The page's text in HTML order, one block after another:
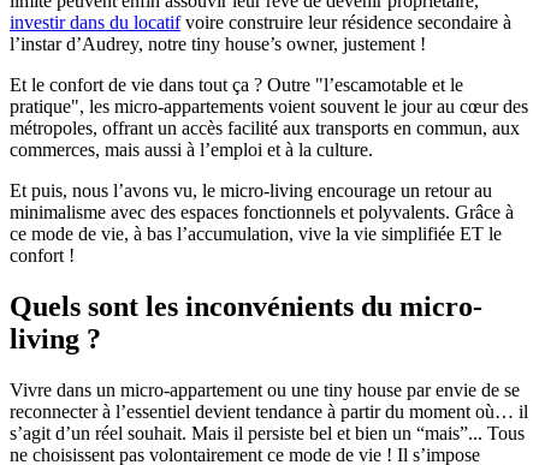
investir dans du locatifvoire construire leur résidence secondaire à
l’instar d’Audrey, notre tiny house’s owner, justement !
Et le confort de vie dans tout ça ? Outre "l’escamotable et le
pratique", les micro-appartements voient souvent le jour au cœur des
métropoles, offrant un accès facilité aux transports en commun, aux
commerces, mais aussi à l’emploi et à la culture.
Et puis, nous l’avons vu, le micro-living encourage un retour au
minimalisme avec des espaces fonctionnels et polyvalents. Grâce à
ce mode de vie, à bas l’accumulation, vive la vie simplifiée ET le
confort !
Quels sont les inconvénients du micro-
living ?
Vivre dans un micro-appartement ou une tiny house par envie de se
reconnecter à l’essentiel devient tendance à partir du moment où… il
s’agit d’un réel souhait. Mais il persiste bel et bien un “mais”... Tous
ne choisissent pas volontairement ce mode de vie ! Il s’impose